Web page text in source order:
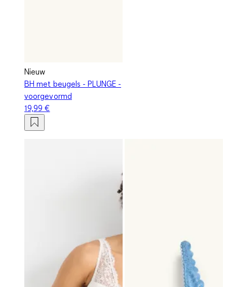
Nieuw
BH met beugels - PLUNGE -
voorgevormd
19,99 €